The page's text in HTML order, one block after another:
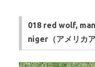
018 red wolf,
niger（アメリカア